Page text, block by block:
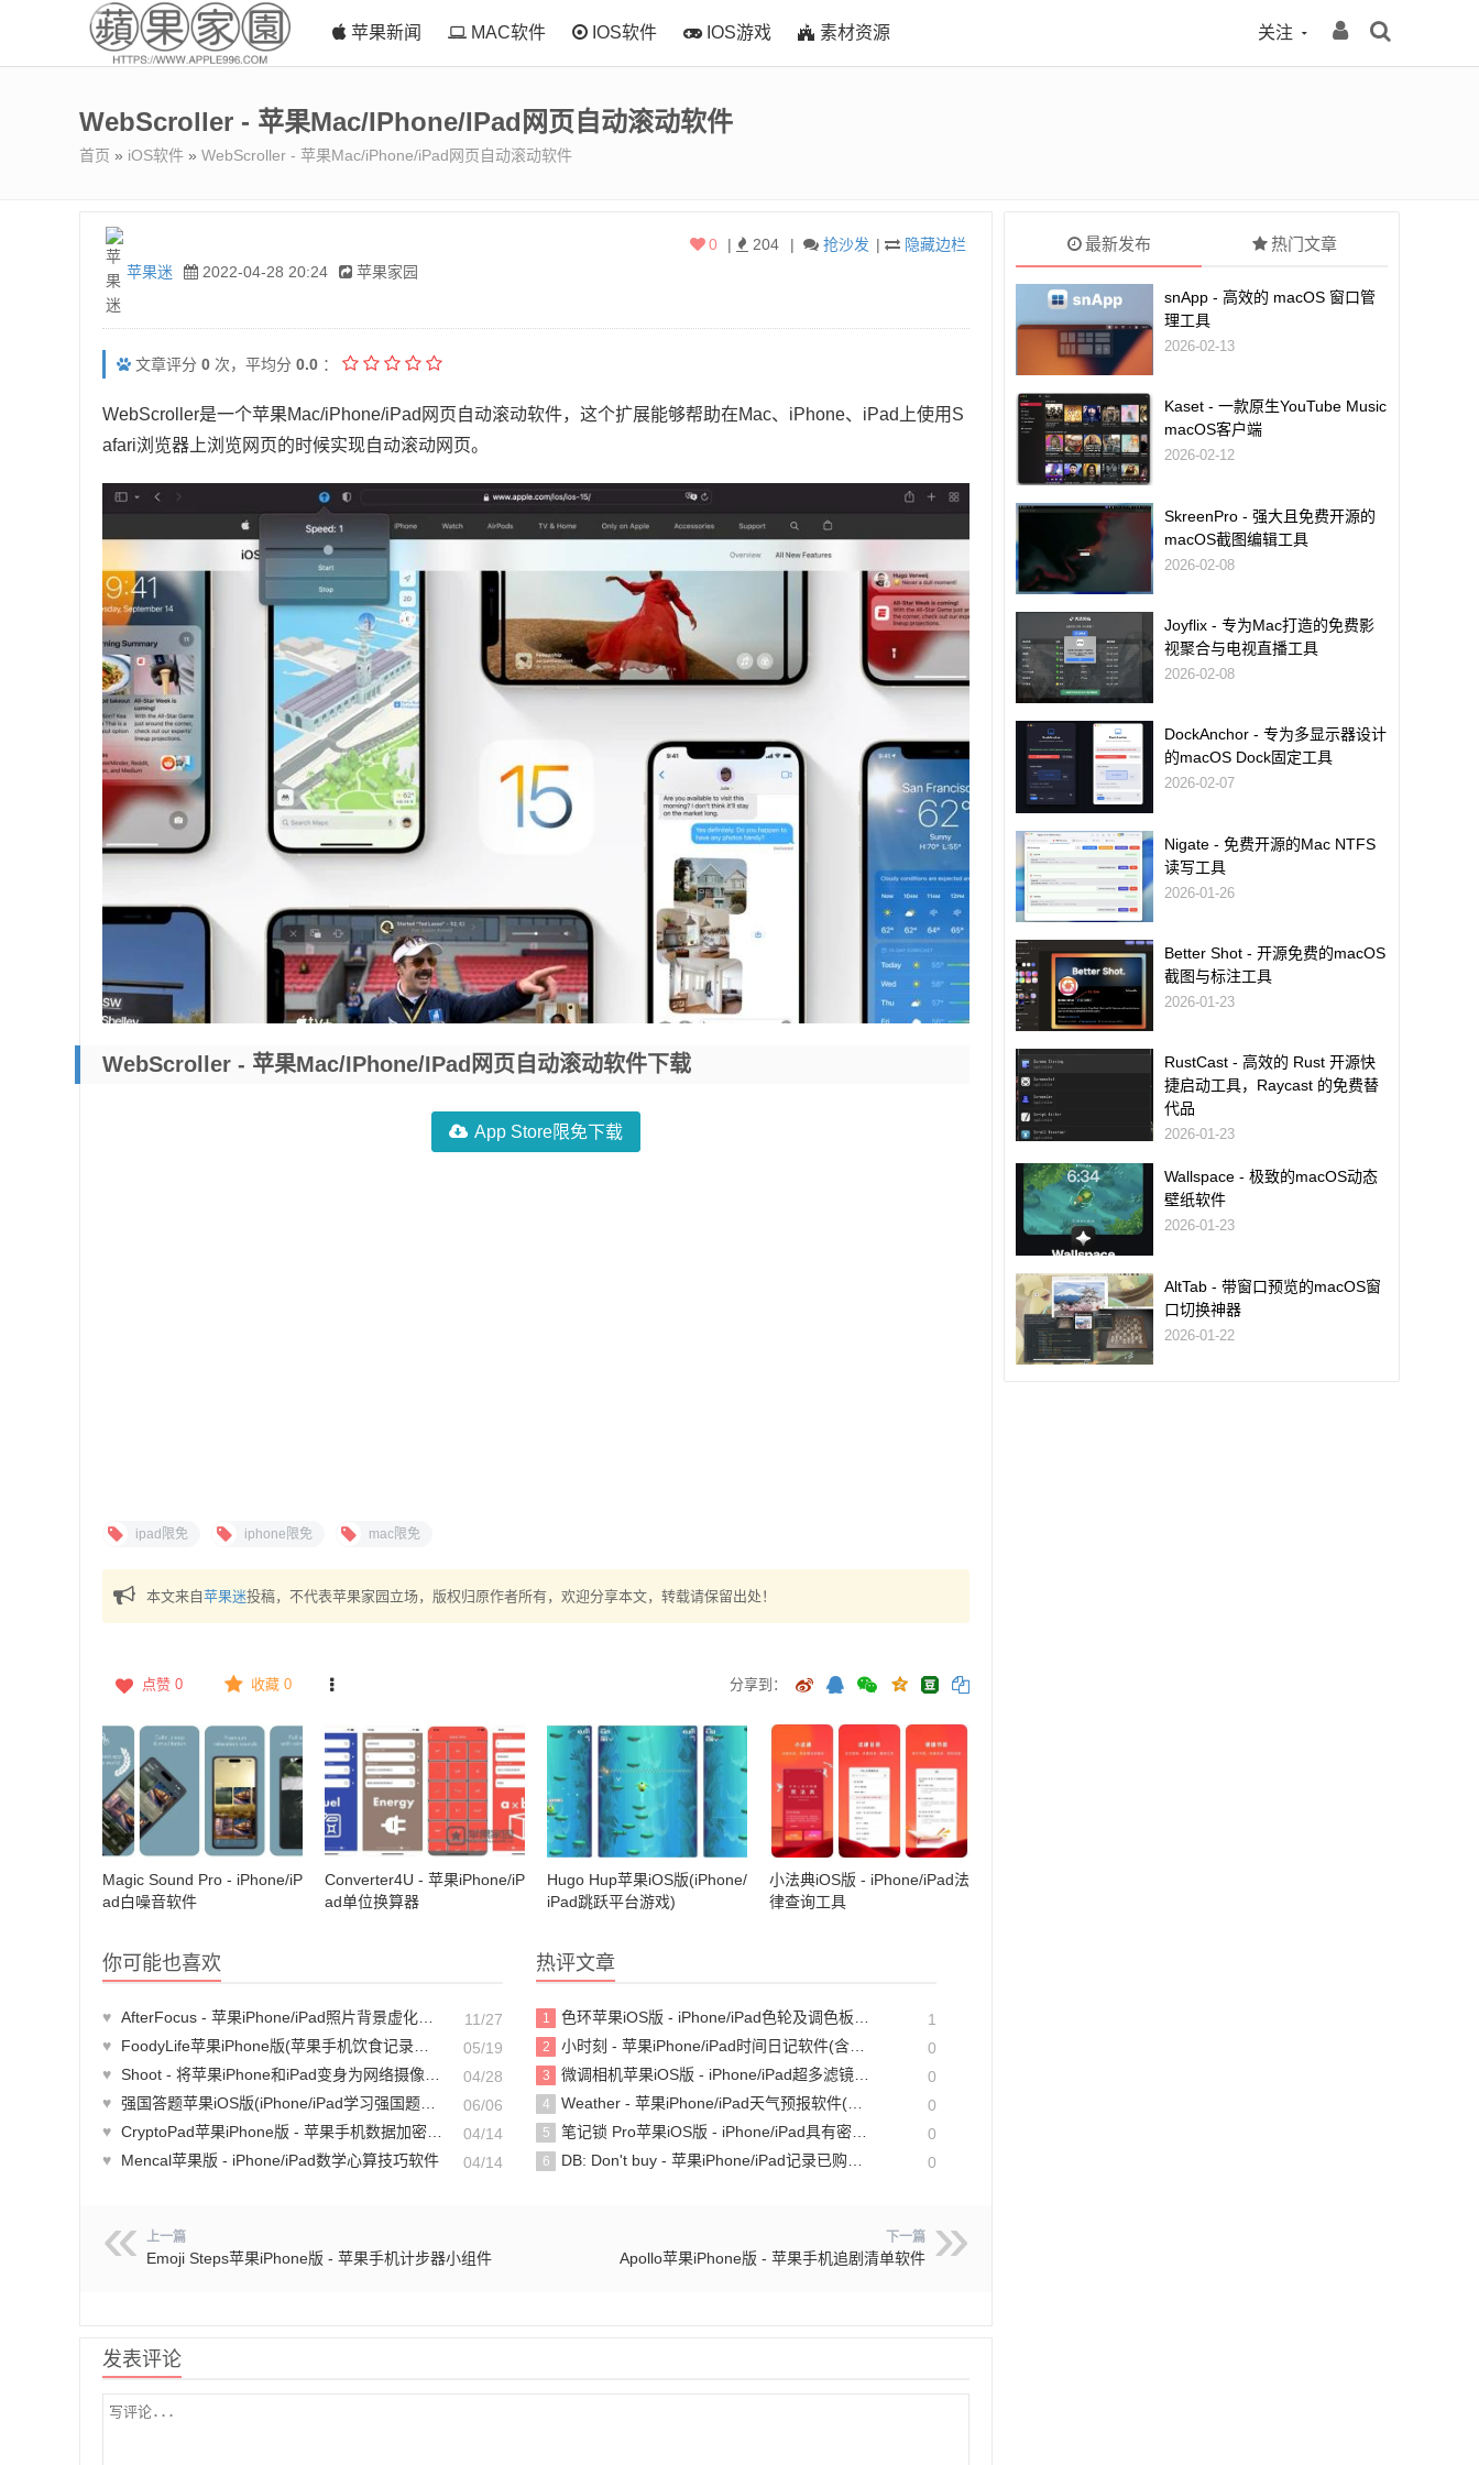
关注
苹果新闻 MAC软件 IOS软件 IOS游戏 素材资源
WebScroller - 苹果Mac/iPhone/iPad网页自动滚动软件
首页 » iOS软件 » WebScroller - 苹果Mac/iPhone/iPad网页自动滚动软件
苹果迷 2022-04-28 20:24 苹果家园
| 隐藏边栏
| 抢沙发
| 204
0
文章评分 0 次，平均分 0.0 ：
WebScroller是一个苹果Mac/iPhone/iPad网页自动滚动软件，这个扩展能够帮助在Mac、iPhone、iPad上使用S
afari浏览器上浏览网页的时候实现自动滚动网页。
WebScroller - 苹果Mac/iPhone/iPad网页自动滚动软件下载
App Store限免下载
ipad限免 iphone限免 mac限免
本文来自苹果迷投稿，不代表苹果家园立场，版权归原作者所有，欢迎分享本文，转载请保留出处！
点赞 0 收藏 0 分享到：
Magic Sound Pro - iPhone/iP
ad白噪音软件
Converter4U - 苹果iPhone/iP
ad单位换算器
Hugo Hup苹果iOS版(iPhone/
iPad跳跃平台游戏)
小法典iOS版 - iPhone/iPad法
律查询工具
你可能也喜欢
♥ AfterFocus - 苹果iPhone/iPad照片背景虚化处理软件
11/27
♥
FoodyLife苹果iPhone版(苹果手机饮食记录软件)
05/19
♥ Shoot - 将苹果iPhone和iPad变身为网络摄像头的软件
04/28
♥ 强国答题苹果iOS版(iPhone/iPad学习强国题库训练软件)
06/06
♥ CryptoPad苹果iPhone版 - 苹果手机数据加密软件
04/14
♥
Mencal苹果版 - iPhone/iPad数学心算技巧软件 04/14
热评文章
1 色环苹果iOS版 - iPhone/iPad色轮及调色板工具 1
2 小时刻 - 苹果iPhone/iPad时间日记软件(含教程) 0
3 微调相机苹果iOS版 - iPhone/iPad超多滤镜的相机软件 0
4 Weather - 苹果iPhone/iPad天气预报软件(含教程) 0
5 笔记锁 Pro苹果iOS版 - iPhone/iPad具有密码保护的个人笔记记备忘录软件 0
6 DB: Don't buy - 苹果iPhone/iPad记录已购物品清单软件 0
上一篇
Emoji Steps苹果iPhone版 - 苹果手机计步器小组件
下一篇
Apollo苹果iPhone版 - 苹果手机追剧清单软件
发表评论
最新发布 热门文章
snApp - 高效的 macOS 窗口管
理工具
2026-02-13
Kaset - 一款原生YouTube Music
macOS客户端
2026-02-12
SkreenPro - 强大且免费开源的
macOS截图编辑工具
2026-02-08
Joyflix - 专为Mac打造的免费影
视聚合与电视直播工具
2026-02-08
DockAnchor - 专为多显示器设计
的macOS Dock固定工具
2026-02-07
Nigate - 免费开源的Mac NTFS
读写工具
2026-01-26
Better Shot - 开源免费的macOS
截图与标注工具
2026-01-23
RustCast - 高效的 Rust 开源快
捷启动工具，Raycast 的免费替
代品
2026-01-23
Wallspace - 极致的macOS动态
壁纸软件
2026-01-23
AltTab - 带窗口预览的macOS窗
口切换神器
2026-01-22